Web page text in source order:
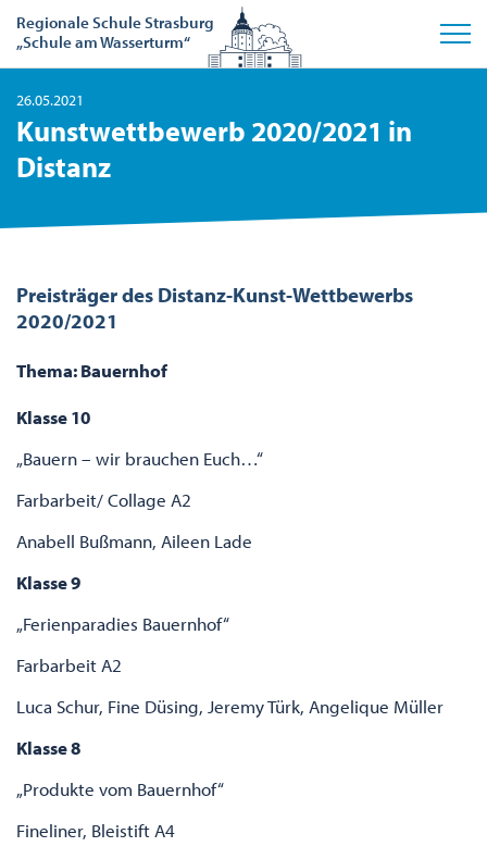
Regionale Schule Strasburg
„Schule am Wasserturm“
26.05.2021
Kunstwettbewerb 2020/2021 in
Distanz
Preisträger des Distanz-Kunst-Wettbewerbs
2020/2021
Thema: Bauernhof
Klasse 10
„Bauern – wir brauchen Euch…“
Farbarbeit/ Collage A2
Anabell Bußmann, Aileen Lade
Klasse 9
„Ferienparadies Bauernhof“
Farbarbeit A2
Luca Schur, Fine Düsing, Jeremy Türk, Angelique Müller
Klasse 8
„Produkte vom Bauernhof“
Fineliner, Bleistift A4